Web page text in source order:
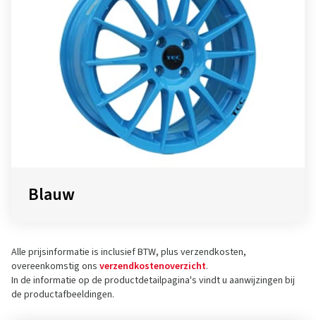
Blauw
Alle prijsinformatie is inclusief BTW, plus verzendkosten,
overeenkomstig ons verzendkostenoverzicht.
In de informatie op de productdetailpagina's vindt u aanwijzingen bij
de productafbeeldingen.